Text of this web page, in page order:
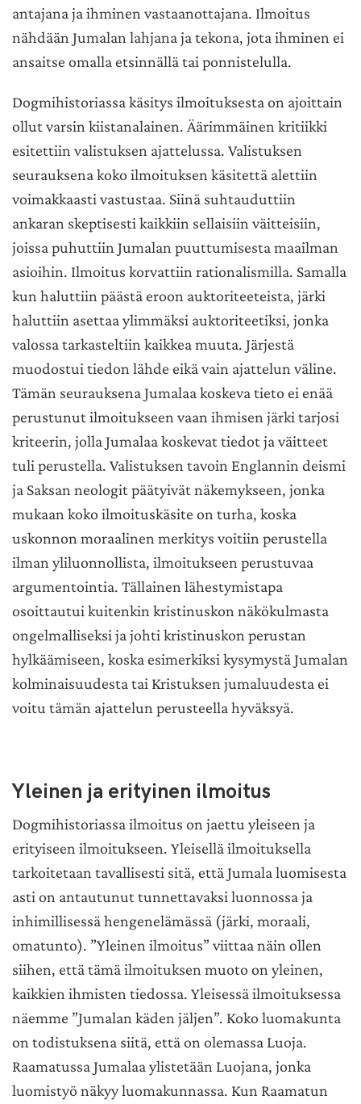
antajana ja ihminen vastaanottajana. Ilmoitus
nähdään Jumalan lahjana ja tekona, jota ihminen ei
ansaitse omalla etsinnällä tai ponnistelulla.
Dogmihistoriassa käsitys ilmoituksesta on ajoittain
ollut varsin kiistanalainen. Äärimmäinen kritiikki
esitettiin valistuksen ajattelussa. Valistuksen
seurauksena koko ilmoituksen käsitettä alettiin
voimakkaasti vastustaa. Siinä suhtauduttiin
ankaran skeptisesti kaikkiin sellaisiin väitteisiin,
joissa puhuttiin Jumalan puuttumisesta maailman
asioihin. Ilmoitus korvattiin rationalismilla. Samalla
kun haluttiin päästä eroon auktoriteeteista, järki
haluttiin asettaa ylimmäksi auktoriteetiksi, jonka
valossa tarkasteltiin kaikkea muuta. Järjestä
muodostui tiedon lähde eikä vain ajattelun väline.
Tämän seurauksena Jumalaa koskeva tieto ei enää
perustunut ilmoitukseen vaan ihmisen järki tarjosi
kriteerin, jolla Jumalaa koskevat tiedot ja väitteet
tuli perustella. Valistuksen tavoin Englannin deismi
ja Saksan neologit päätyivät näkemykseen, jonka
mukaan koko ilmoituskäsite on turha, koska
uskonnon moraalinen merkitys voitiin perustella
ilman yliluonnollista, ilmoitukseen perustuvaa
argumentointia. Tällainen lähestymistapa
osoittautui kuitenkin kristinuskon näkökulmasta
ongelmalliseksi ja johti kristinuskon perustan
hylkäämiseen, koska esimerkiksi kysymystä Jumalan
kolminaisuudesta tai Kristuksen jumaluudesta ei
voitu tämän ajattelun perusteella hyväksyä.
Yleinen ja erityinen ilmoitus
Dogmihistoriassa ilmoitus on jaettu yleiseen ja
erityiseen ilmoitukseen. Yleisellä ilmoituksella
tarkoitetaan tavallisesti sitä, että Jumala luomisesta
asti on antautunut tunnettavaksi luonnossa ja
inhimillisessä hengenelämässä (järki, moraali,
omatunto). ”Yleinen ilmoitus” viittaa näin ollen
siihen, että tämä ilmoituksen muoto on yleinen,
kaikkien ihmisten tiedossa. Yleisessä ilmoituksessa
näemme ”Jumalan käden jäljen”. Koko luomakunta
on todistuksena siitä, että on olemassa Luoja.
Raamatussa Jumalaa ylistetään Luojana, jonka
luomistyö näkyy luomakunnassa. Kun Raamatun